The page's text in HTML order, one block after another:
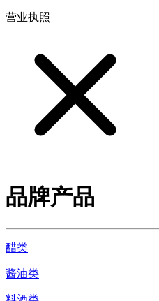
营业执照
品牌产品
醋类
酱油类